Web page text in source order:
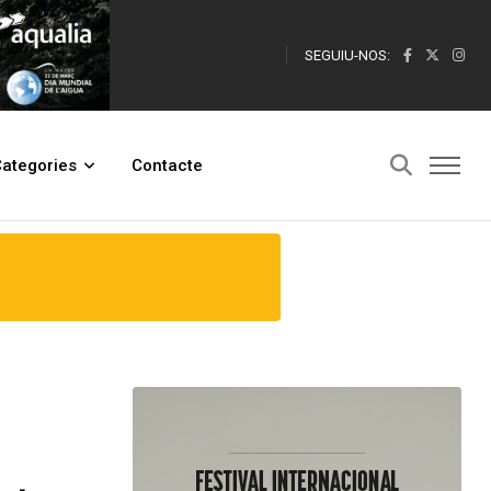
SEGUIU-NOS:
Contacte
i festiu de la Costa Daurada